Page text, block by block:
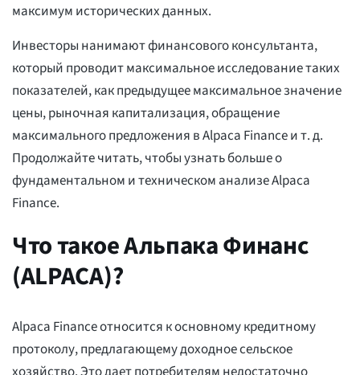
максимум исторических данных.
Инвесторы нанимают финансового консультанта,
который проводит максимальное исследование таких
показателей, как предыдущее максимальное значение
цены, рыночная капитализация, обращение
максимального предложения в Alpaca Finance и т. д.
Продолжайте читать, чтобы узнать больше о
фундаментальном и техническом анализе Alpaca
Finance.
Что такое Альпака Финанс
(ALPACA)?
Alpaca Finance относится к основному кредитному
протоколу, предлагающему доходное сельское